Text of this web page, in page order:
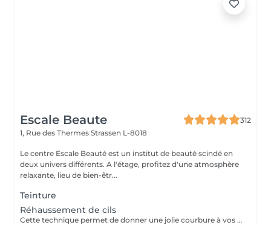
Escale Beaute
312
1, Rue des Thermes Strassen L-8018
Le centre Escale Beauté est un institut de beauté scindé en
deux univers différents. A l'étage, profitez d'une atmosphère
relaxante, lieu de bien-êtr...
Teinture
Réhaussement de cils
Cette technique permet de donner une jolie courbure à vos cils tout en gardant un aspect naturel. Un regard ouvert, des cils déployés tout en douceur pour une durée d'environ 4 semaines. N'hésitez plus.